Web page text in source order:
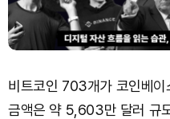
비트코인 703개가 코인베
금액은 약 5,603만 달러 규